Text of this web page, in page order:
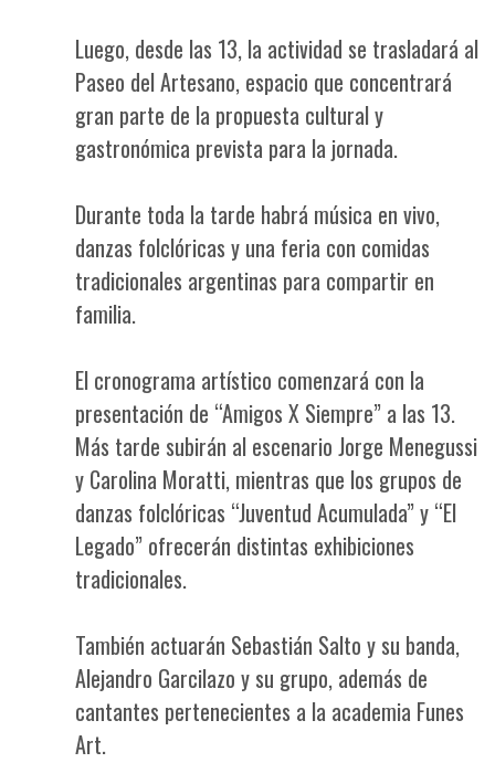
Luego, desde las 13, la actividad se trasladará al
Paseo del Artesano, espacio que concentrará
gran parte de la propuesta cultural y
gastronómica prevista para la jornada.
Durante toda la tarde habrá música en vivo,
danzas folclóricas y una feria con comidas
tradicionales argentinas para compartir en
familia.
El cronograma artístico comenzará con la
presentación de “Amigos X Siempre” a las 13.
Más tarde subirán al escenario Jorge Menegussi
y Carolina Moratti, mientras que los grupos de
danzas folclóricas “Juventud Acumulada” y “El
Legado” ofrecerán distintas exhibiciones
tradicionales.
También actuarán Sebastián Salto y su banda,
Alejandro Garcilazo y su grupo, además de
cantantes pertenecientes a la academia Funes
Art.